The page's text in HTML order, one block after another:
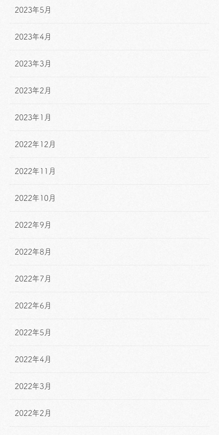
2023年5月
2023年4月
2023年3月
2023年2月
2023年1月
2022年12月
2022年11月
2022年10月
2022年9月
2022年8月
2022年7月
2022年6月
2022年5月
2022年4月
2022年3月
2022年2月